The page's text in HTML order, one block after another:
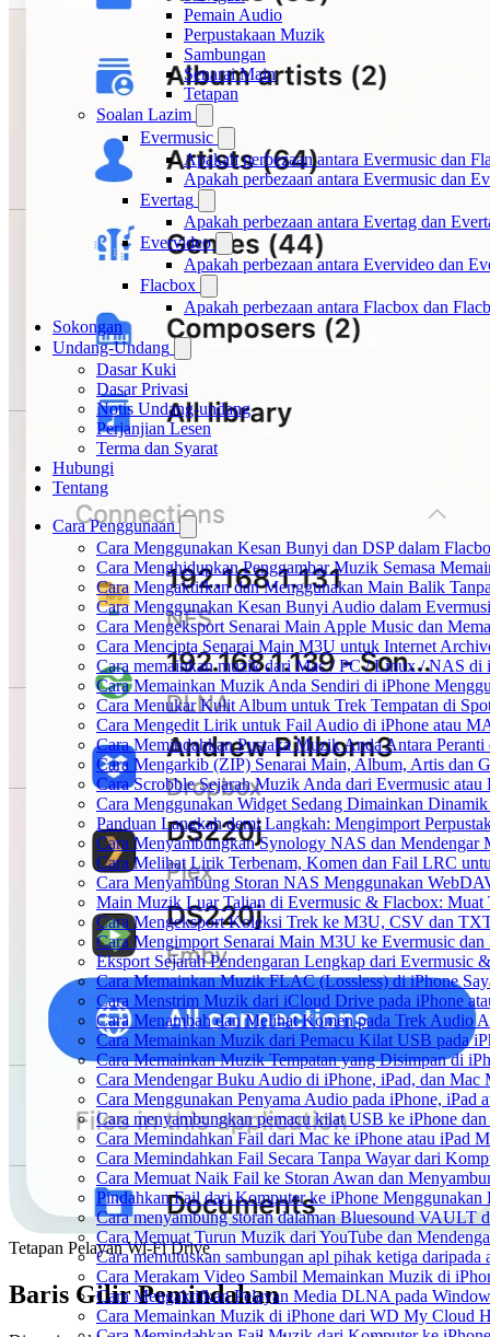
Pemain Audio
Perpustakaan Muzik
Sambungan
Senarai Main
Tetapan
Soalan Lazim
Evermusic
Apakah perbezaan antara Evermusic dan
Apakah perbezaan antara Evermusic dan
Evertag
Apakah perbezaan antara Evertag dan
Evervideo
Apakah perbezaan antara Evervideo dan
Flacbox
Apakah perbezaan antara Flacbox dan
Sokongan
Undang-Undang
Dasar Kuki
Dasar Privasi
Notis Undang-undang
Perjanjian Lesen
Terma dan Syarat
Hubungi
Tentang
Cara Penggunaan
Cara Menggunakan Kesan Bunyi dan DSP dalam
Cara Menghidupkan Penggambar Muzik Semasa
Cara Mengaktifkan dan Menggunakan Main Balik
Cara Menggunakan Kesan Bunyi Audio dalam
Cara Mengeksport Senarai Main Apple Music dan
Cara Mencipta Senarai Main M3U untuk Internet
Cara memainkan muzik dari Mac / PC / Linux / NAS
Cara Memainkan Muzik Anda Sendiri di iPhone
Cara Menukar Kulit Album untuk Trek Tempatan di
Cara Mengedit Lirik untuk Fail Audio di iPhone atau
Cara Memindahkan Pustaka Muzik Anda Antara
Cara Mengarkib (ZIP) Senarai Main, Album, Artis dan
Cara Scrobble Sejarah Muzik Anda dari Evermusic
Cara Menggunakan Widget Sedang Dimainkan
Panduan Langkah demi Langkah: Mengimport
Cara Menyambungkan Synology NAS dan Mendengar
Cara Melihat Lirik Terbenam, Komen dan Fail LRC
Cara Menyambung Storan NAS Menggunakan
Main Muzik Luar Talian di Evermusic & Flacbox: Muat
Cara Mengeksport Koleksi Trek ke M3U, CSV dan
Cara Mengimport Senarai Main M3U ke Evermusic dan
Eksport Sejarah Pendengaran Lengkap dari Evermusic
Cara Memainkan Muzik FLAC (Lossless) di iPhone
Cara Menstrim Muzik dari iCloud Drive pada iPhone
Cara Menambah dan Melihat Komen pada Trek Audio
Cara Memainkan Muzik dari Pemacu Kilat USB pada
Cara Memainkan Muzik Tempatan yang Disimpan di
Cara Mendengar Buku Audio di iPhone, iPad, dan Mac
Cara Menggunakan Penyama Audio pada iPhone, iPad
Cara menyambungkan pemacu kilat USB ke iPhone
Cara Memindahkan Fail dari Mac ke iPhone atau iPad
Cara Memindahkan Fail Secara Tanpa Wayar dari
Cara Memuat Naik Fail ke Storan Awan dan
Pindahkan Fail dari Komputer ke iPhone
Cara menyambung storan dalaman Bluesound VAULT
Cara Memuat Turun Muzik dari YouTube dan
Cara memutuskan sambungan apl pihak ketiga daripada
Cara Merakam Video Sambil Memainkan Muzik di
Cara Mengaktifkan Pelayan Media DLNA pada
Cara Memainkan Muzik di iPhone dari WD My Cloud
Tetapan Pelayan Wi-Fi Drive
Baris Gilir Pemindahan